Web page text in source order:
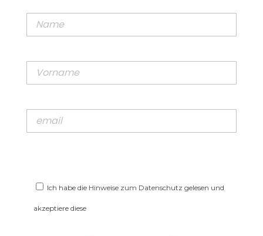
Ich habe die Hinweise zum Datenschutz gelesen und
akzeptiere diese